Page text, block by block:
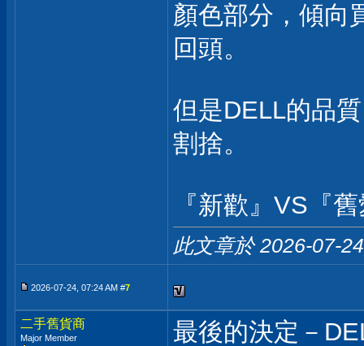
顏色部分，傾向
回頭。
但是DELL的品
割捨。
『新歡』VS『
此文章於 2026-07-
2026-07-24, 07:24 AM #7
二手舊貨商
Major Member
最後的決定－